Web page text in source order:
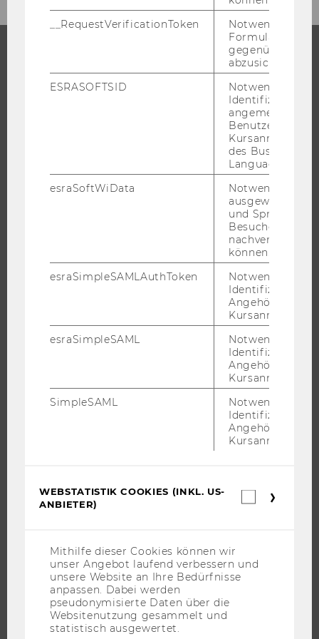
STUDIUM
EXECUTIVE EDUCATION
INTERNATIONALE UND INCOMING EXCHANGE STUDIERENDE
FORSCHENDE
ÜBER DIE WU
ORGANISATION
WIRTSCHAFT UND GESELLSCHAFT
CAMPUS
__RequestVerificationToken
Notwendig, um
gegenüber
abzusichern.
ESRASOFTSID
Notwendig zur
Identifizierung
angemeldeten
Benutzers im
des Business
Language
esraSoftWiData
Notwendig um
ausgewählte
und
Besuchers
nachverfolgen
können.
esraSimpleSAMLAuthToken
Notwendig zur
Identifizierung
Angehörige/r für
Kursanmeldung.
esraSimpleSAML
Notwendig zur
Identifizierung
Angehörige/r für
Kursanmeldung.
SimpleSAML
Notwendig zur
Identifizierung
Angehörige/r für
Kursanmeldung.
WEBSTATISTIK COOKIES (INKL. US-
ANBIETER)
Mithilfe dieser Cookies können wir
unser Angebot laufend verbessern und
unsere Website an Ihre Bedürfnisse
anpassen. Dabei werden
pseudonymisierte Daten über die
Websitenutzung gesammelt und
statistisch ausgewertet.